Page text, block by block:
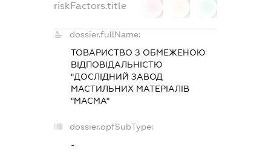
riskFactors.title
dossier.fullName:
ТОВАРИСТВО З ОБМЕЖЕНОЮ
ВІДПОВІДАЛЬНІСТЮ
"ДОСЛІДНИЙ ЗАВОД
МАСТИЛЬНИХ МАТЕРІАЛІВ
"МАСМА"
dossier.opfSubType:
-